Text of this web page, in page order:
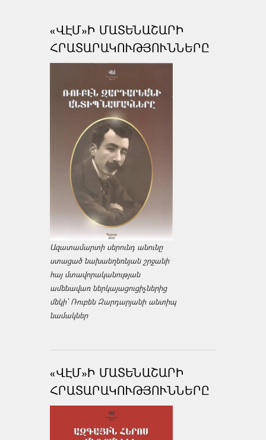
«ՎԷՄ»Ի ՄԱՏԵՆԱՇԱՐԻ
ՀՐԱՏԱՐԱԿՈՒԹՅՈՒՆՆԵՐԸ
Ազատամարտի սերունդ անունը
ստացած նախաեղեռնյան շրջանի
հայ մտավորականության
ամենավառ ներկայացուցիչներից
մեկի՝ Ռուբեն Զարդարյանի անտիպ
նամակներ
«ՎԷՄ»Ի ՄԱՏԵՆԱՇԱՐԻ
ՀՐԱՏԱՐԱԿՈՒԹՅՈՒՆՆԵՐԸ